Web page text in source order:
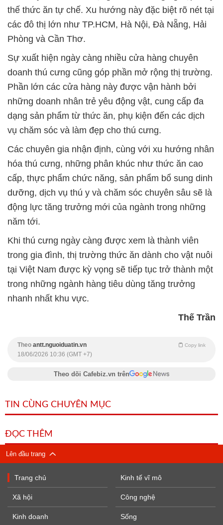
thế thức ăn tự chế. Xu hướng này đặc biệt rõ nét tại
các đô thị lớn như TP.HCM, Hà Nội, Đà Nẵng, Hải
Phòng và Cần Thơ.
Sự xuất hiện ngày càng nhiều cửa hàng chuyên
doanh thú cưng cũng góp phần mở rộng thị trường.
Phần lớn các cửa hàng này được vận hành bởi
những doanh nhân trẻ yêu động vật, cung cấp đa
dạng sản phẩm từ thức ăn, phụ kiện đến các dịch
vụ chăm sóc và làm đẹp cho thú cưng.
Các chuyên gia nhận định, cùng với xu hướng nhân
hóa thú cưng, những phân khúc như thức ăn cao
cấp, thực phẩm chức năng, sản phẩm bổ sung dinh
dưỡng, dịch vụ thú y và chăm sóc chuyên sâu sẽ là
động lực tăng trưởng mới của ngành trong những
năm tới.
Khi thú cưng ngày càng được xem là thành viên
trong gia đình, thị trường thức ăn dành cho vật nuôi
tại Việt Nam được kỳ vọng sẽ tiếp tục trở thành một
trong những ngành hàng tiêu dùng tăng trưởng
nhanh nhất khu vực.
Thế Trần
Theo antt.nguoiduatin.vn Copy link
18/06/2026 10:36 (GMT +7)
Theo dõi Cafebiz.vn trên
TIN CÙNG CHUYÊN MỤC
ĐỌC THÊM
Lên đầu trang
Trang chủ
Xã hội
Kinh doanh
Kinh tế vĩ mô
Công nghệ
Sống